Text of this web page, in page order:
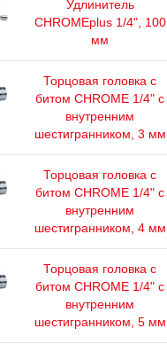
Удлинитель
CHROMEplus 1/4", 100
мм
Торцовая головка с
битом CHROME 1/4" с
внутренним
шестигранником, 3 мм
Торцовая головка с
битом CHROME 1/4" с
внутренним
шестигранником, 4 мм
Торцовая головка с
битом CHROME 1/4" с
внутренним
шестигранником, 5 мм